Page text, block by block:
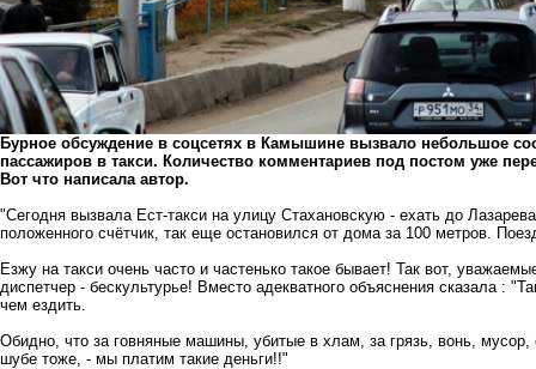
Бурное обсуждение в соцсетях в Камышине вызвало небольшое
пассажиров в такси. Количество комментариев под постом уже
Вот что написала автор.
"Сегодня вызвала Ест-такси на улицу Стахановскую - ехать до
положенного счётчик, так еще остановился от дома за 100 метров.
Езжу на такси очень часто и частенько такое бывает! Так вот,
диспетчер - бескультурье! Вместо адекватного объяснения сказала :
чем ездить.
Обидно, что за говняные машины, убитые в хлам, за грязь, вонь,
шубе тоже, - мы платим такие деньги!!"